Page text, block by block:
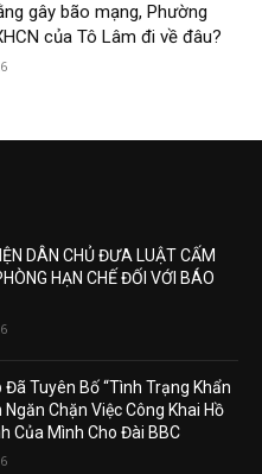
gây bão mạng, Phường
của Tô Lâm đi về đâu?
DÂN CHỦ ĐƯA LUẬT CẤM
HẠN CHẾ ĐỐI VỚI BÁO
Đã Tuyên Bố “Tình Trạng Khẩn
Ngăn Chặn Việc Công Khai Hồ
Của Mình Cho Đài BBC